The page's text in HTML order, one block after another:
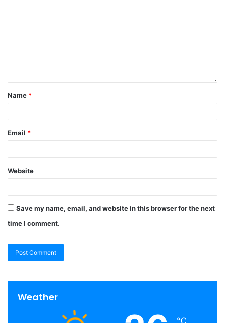
Name *
Email *
Website
Save my name, email, and website in this browser for the next
time I comment.
Weather
℃